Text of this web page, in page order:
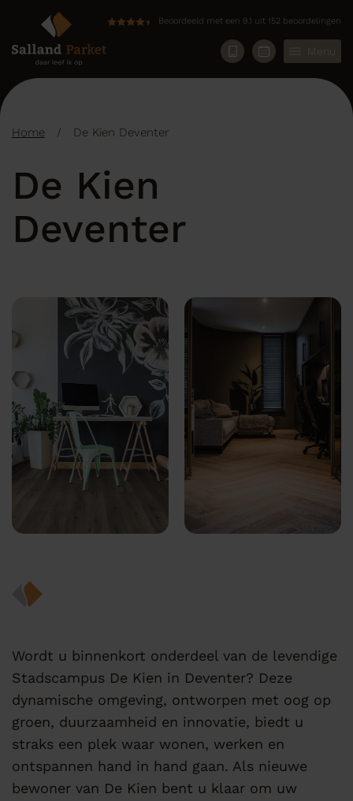
Beoordeeld met een 9.1 uit 152 beoordelingen
Menu
Home / De Kien Deventer
De Kien
Deventer
Wordt u binnenkort onderdeel van de levendige
Stadscampus De Kien in Deventer? Deze
dynamische omgeving, ontworpen met oog op
groen, duurzaamheid en innovatie, biedt u
straks een plek waar wonen, werken en
ontspannen hand in hand gaan. Als nieuwe
bewoner van De Kien bent u klaar om uw